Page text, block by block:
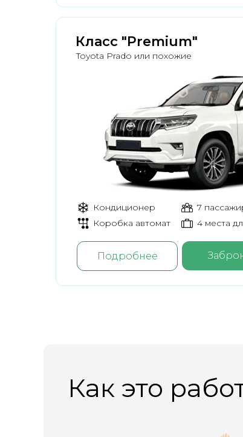
Класс "Premium"
Toyota Prado или похожие
Кондиционер
7
Коробка автомат
4 места
Подробнее
Как это